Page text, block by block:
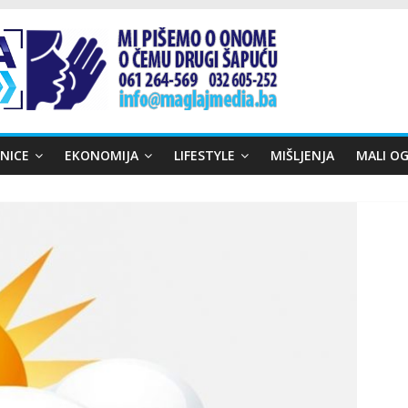
EKONOMIJA LIFESTYLE MIŠLJENJA MALI